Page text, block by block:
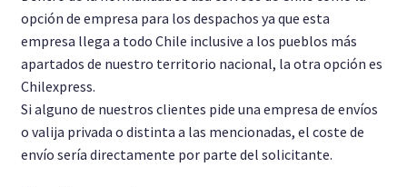
opción de empresa para los despachos ya que esta
empresa llega a todo Chile inclusive a los pueblos más
apartados de nuestro territorio nacional, la otra opción es
Chilexpress.
Si alguno de nuestros clientes pide una empresa de envíos
o valija privada o distinta a las mencionadas, el coste de
envío sería directamente por parte del solicitante.